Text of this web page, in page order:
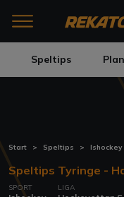
Speltips
Start Speltips Ishockey
Speltips Tyringe -
SPORT LIGA